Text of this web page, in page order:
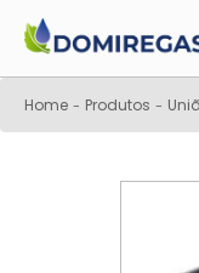
Home - Produtos -